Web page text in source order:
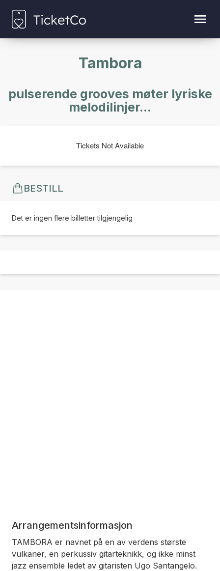
Tambora
pulserende grooves møter lyriske
melodilinjer...
Tickets Not Available
BESTILL
Det er ingen flere billetter tilgjengelig
Arrangementsinformasjon
TAMBORA er navnet på en av verdens største
vulkaner, en perkussiv gitarteknikk, og ikke minst
jazz ensemble ledet av gitaristen Ugo Santangelo.